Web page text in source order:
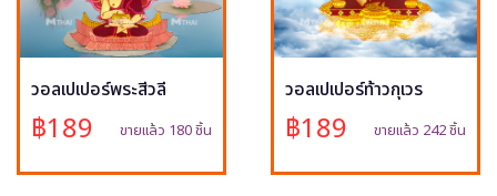
วอลเปเปอร์พระสีวลี
฿189 ขายแล้ว 180 ชิ้น
วอลเปเปอร์ท้าวกุเวร
฿189 ขายแล้ว 242 ชิ้น